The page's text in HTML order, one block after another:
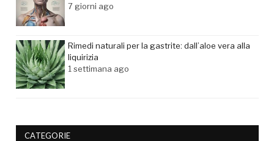
7 giorni ago
Rimedi naturali per la gastrite: dall’aloe vera alla
liquirizia
1 settimana ago
CATEGORIE